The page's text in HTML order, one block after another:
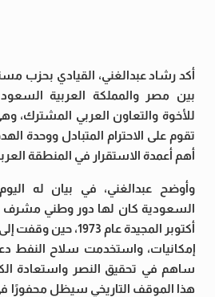
أكد رشاد عبدالغني، القيادي بحزب
بين مصر والمملكة العربية
للأخوة والتعاون العربي المشترك،
تقوم على الاحترام المتبادل ووحدة
أهم أعمدة الاستقرار في المنطقة
وأوضح عبدالغني، في بيان له
السعودية كان لها دور وطني
أكتوبر المجيدة عام
إمكانيات، واستخدمت سلاح النفط
ساهم في تحقيق النصر واستعادة
هذا الموقف التاريخي سيظل محفورًا في